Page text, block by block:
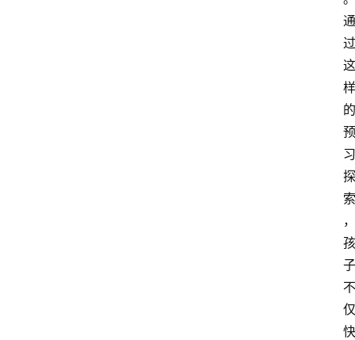
通
过
这
样
的
预
习
探
索
，
孩
子
不
仅
快